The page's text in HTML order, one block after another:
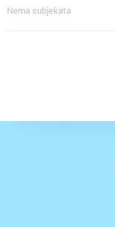
Nema subjekata